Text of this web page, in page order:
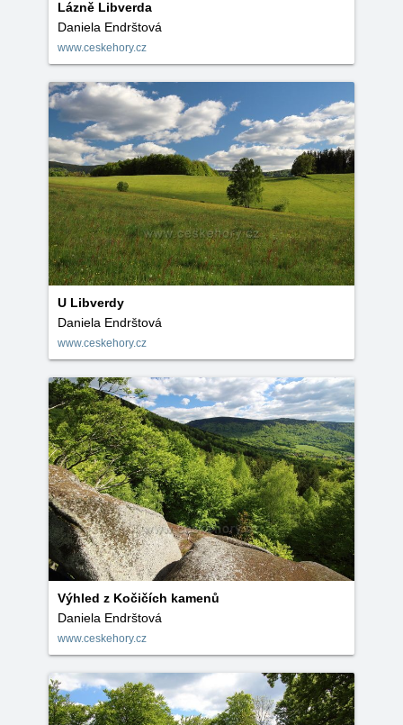
Lázně Libverda
Daniela Endrštová
www.ceskehory.cz
U Libverdy
Daniela Endrštová
www.ceskehory.cz
Výhled z Kočičích kamenů
Daniela Endrštová
www.ceskehory.cz